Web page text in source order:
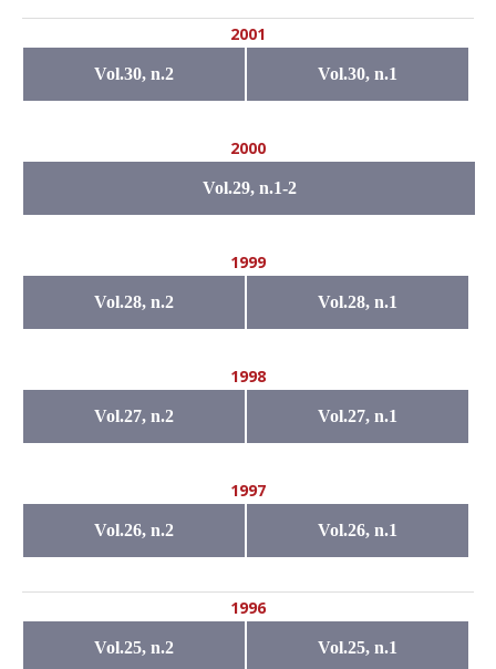
2001
Vol.30, n.2 Vol.30, n.1
2000
Vol.29, n.1-2
1999
Vol.28, n.2 Vol.28, n.1
1998
Vol.27, n.2 Vol.27, n.1
1997
Vol.26, n.2 Vol.26, n.1
1996
Vol.25, n.2 Vol.25, n.1